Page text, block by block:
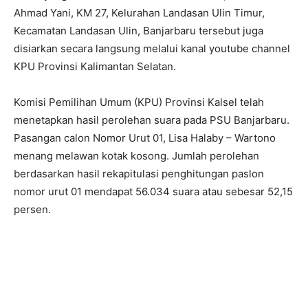
Ahmad Yani, KM 27, Kelurahan Landasan Ulin Timur,
Kecamatan Landasan Ulin, Banjarbaru tersebut juga
disiarkan secara langsung melalui kanal youtube channel
KPU Provinsi Kalimantan Selatan.
Komisi Pemilihan Umum (KPU) Provinsi Kalsel telah
menetapkan hasil perolehan suara pada PSU Banjarbaru.
Pasangan calon Nomor Urut 01, Lisa Halaby – Wartono
menang melawan kotak kosong. Jumlah perolehan
berdasarkan hasil rekapitulasi penghitungan paslon
nomor urut 01 mendapat 56.034 suara atau sebesar 52,15
persen.